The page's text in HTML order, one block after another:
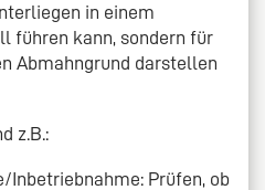
in einem
führen kann, sondern für
Abmahngrund darstellen
z.B.:
Prüfen, ob